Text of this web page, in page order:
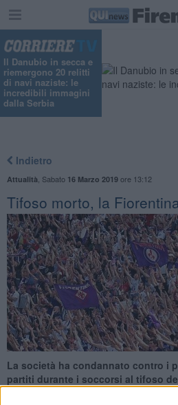
Il Danubio in secca e
riemergono 20 relitti
di navi naziste: le
incredibili immagini
dalla Serbia
Indietro
Attualità Sabato 16 Marzo 2019ore 13:12
Tifoso morto, la
La società ha condannato contro i
partiti durante i soccorsi al tifoso